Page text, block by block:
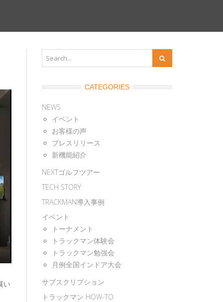
い
CATEGORIES
NEWS
イベント
お客様の声
プレスリリース
新機能紹介
NEXTゴルフツアー
TECH STORY
TRACKMAN導入事例
イベント
トーナメント
トラックマン体験会
トラックマン勉強会
月例全国インドア大会
サブスクリプション
トラックマン HOW-TO